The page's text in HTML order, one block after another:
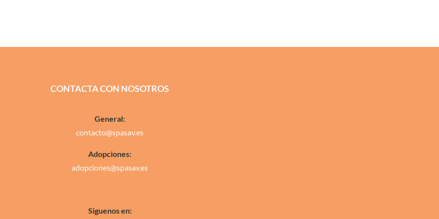
CONTACTA CON NOSOTROS
General:
contacto@spasav.es
Adopciones:
adopciones@spasav.es
Siguenos en: